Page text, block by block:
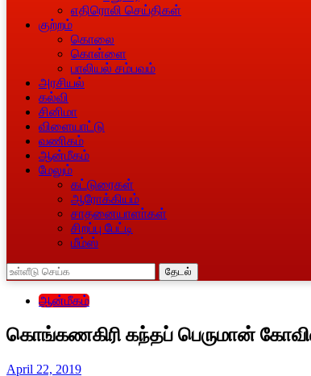
எதிரொலி செய்திகள்
குற்றம்
கொலை
கொள்ளை
பாலியல் சம்பவம்
அரசியல்
கல்வி
சினிமா
விளையாட்டு
வணிகம்
ஆன்மீகம்
மேலும்
கட்டுரைகள்
ஆரோக்கியம்
சாதனையாளா்கள்
சிறப்பு பேட்டி
மீம்ஸ்
தேடல்
ஆன்மீகம்
கொங்கணகிரி கந்தப் பெருமான்
April 22, 2019